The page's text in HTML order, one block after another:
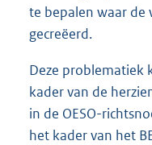
te bepalen waar
gecreëerd.
Deze problematiek
kader van de
in de OESO-
het kader van het